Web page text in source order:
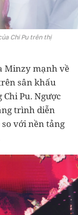
Chi Pu trên thị
Minzy mạnh về
sân khấu
Pu. Ngược
trình diễn
với nền tảng